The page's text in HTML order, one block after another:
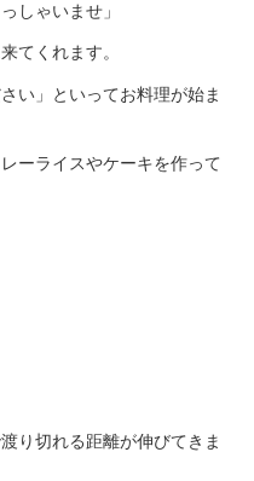
しゃいませ」
てくれます。
い」といってお料理が始ま
ーライスやケーキを作って
り切れる距離が伸びてきま